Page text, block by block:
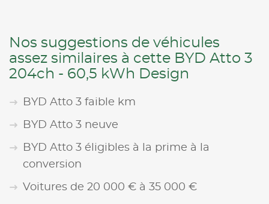
Nos suggestions de véhicules
assez similaires à cette BYD Atto 3
204ch - 60,5 kWh Design
BYD Atto 3 faible km
BYD Atto 3 neuve
BYD Atto 3 éligibles à la prime à la
conversion
Voitures de 20 000 € à 35 000 €